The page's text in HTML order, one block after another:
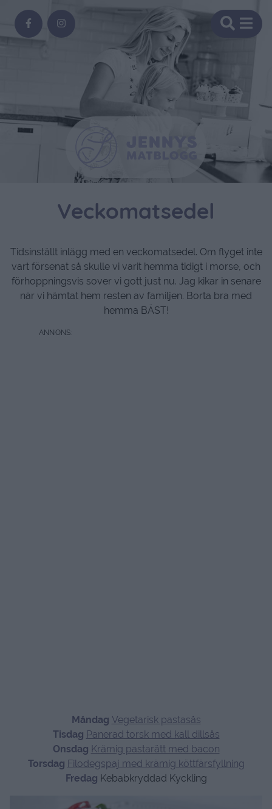
Veckomatsedel
Tidsinställt inlägg med en veckomatsedel. Om flyget inte
vart försenat så skulle vi varit hemma tidigt i morse, och
förhoppningsvis sover vi gott just nu. Jag kikar in senare
när vi hämtat hem resten av familjen. Borta bra med
hemma BÄST!
Måndag Vegetarisk pastasås
Tisdag Panerad torsk med kall dillsås
Onsdag Krämig pastarätt med bacon
Torsdag Filodegspaj med krämig köttfärsfyllning
Fredag Kebabkryddad Kyckling